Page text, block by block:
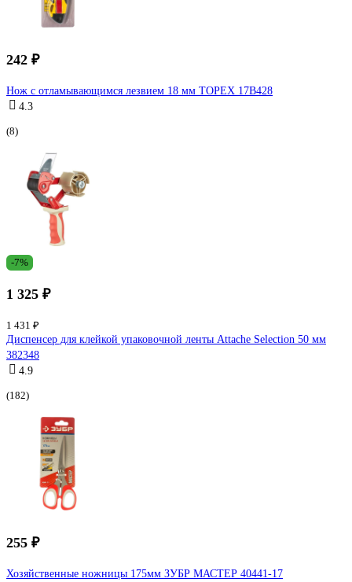
242 ₽
Нож с отламывающимся лезвием 18 мм TOPEX 17B428
4.3
(8)
-7%
1 325 ₽
1 431 ₽
Диспенсер для клейкой упаковочной ленты Attache Selection 50 мм
382348
4.9
(182)
255 ₽
Хозяйственные ножницы 175мм ЗУБР МАСТЕР 40441-17